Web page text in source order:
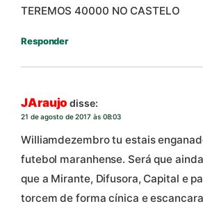
TEREMOS 40000 NO CASTELO
Responder
JAraujo disse:
21 de agosto de 2017 às 08:03
Williamdezembro tu estais
futebol maranhense. Será que
que a Mirante, Difusora, Capital e
torcem de forma cínica e